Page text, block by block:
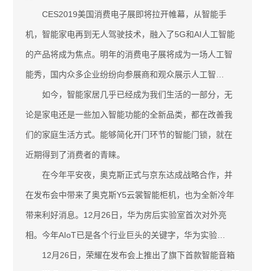
CES2019美国消费电子展即将拉开帷幕，从智能手
机，智能家电再到无人驾驶技术，融入了5G和AI人工智能
的产品将成为焦点。明年的消费电子展将成为一场人工智
能秀，国内众多企业纷纷向参展商和观众展示人工智…
如今，智能家居几乎已经成为我们生活的一部分，无
论是家电还是一些加入智能功能的全新品类，都在改善我
们的家庭生活方式。能够简化开门环节的智能门锁，就在
近期得到了消费者的青睐。
在今年平安夜，奥克斯正式与京东达成战略合作，并
在发布会中带来了奥克斯Y5云裳智能柜机，也为全新冷年
带来利好消息。12月26日，华为房后实验室首次对外亮
相。今年AIoT已是各个行业巨头的关键字，华为实验…
12月26日，荣耀在发布会上推出了旗下首款智能音箱